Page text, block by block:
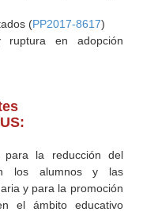
(PP2017-8617)
ruptura en adopción
para la reducción del
los alumnos y las
y para la promoción
el ámbito educativo